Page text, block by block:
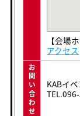
【会場
アクセス
お
問
い
合
わ
せ
KABイ